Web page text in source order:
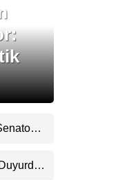
Pinterest